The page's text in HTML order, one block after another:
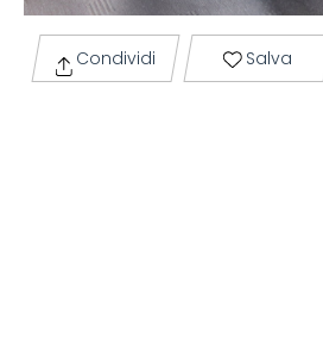
Condividi Salva